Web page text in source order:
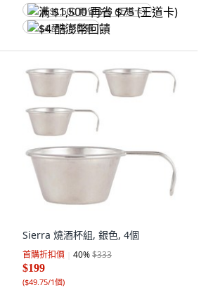
满 $1,500 再省 $75 (王道卡)
$4 酷澎幣回饋
Sierra 燒酒杯組, 銀色, 4個
首購折扣價 40%$333
$199
($49.75/1個)